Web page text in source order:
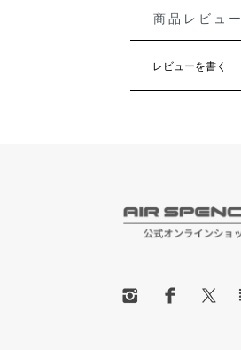
商品レビュー
レビューを書く